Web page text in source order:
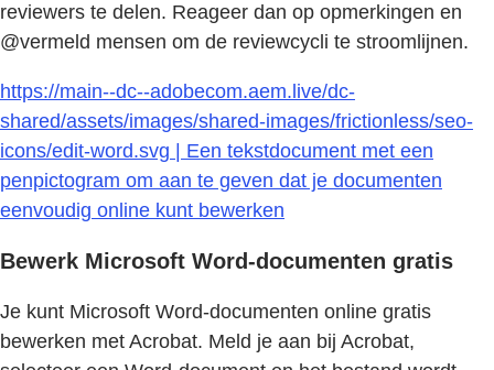
reviewers te delen. Reageer dan op opmerkingen en
@vermeld mensen om de reviewcycli te stroomlijnen.
https://main--dc--adobecom.aem.live/dc-
shared/assets/images/shared-images/frictionless/seo-
icons/edit-word.svg | Een tekstdocument met een
penpictogram om aan te geven dat je documenten
eenvoudig online kunt bewerken
Bewerk Microsoft Word-documenten gratis
Je kunt Microsoft Word-documenten online gratis
bewerken met Acrobat. Meld je aan bij Acrobat,